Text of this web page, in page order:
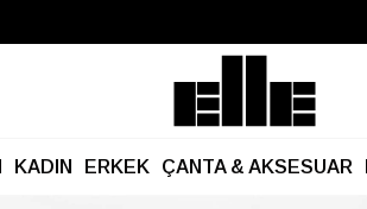
Kargo Ücretsiz!
KADIN ERKEK ÇANTA & AKSESUAR